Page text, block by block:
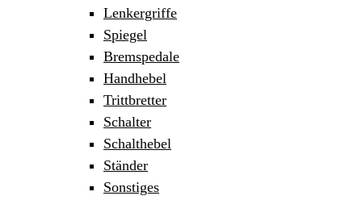
Lenkergriffe
Spiegel
Bremspedale
Handhebel
Trittbretter
Schalter
Schalthebel
Ständer
Sonstiges